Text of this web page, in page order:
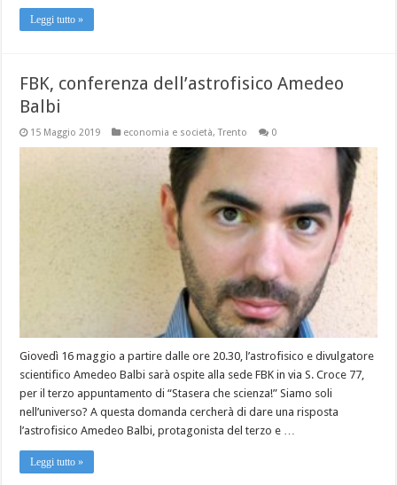
Leggi tutto »
FBK, conferenza dell’astrofisico Amedeo
Balbi
15 Maggio 2019 economia e società,Trento 0
Giovedì 16 maggio a partire dalle ore 20.30, l’astrofisico e divulgatore
scientifico Amedeo Balbi sarà ospite alla sede FBK in via S. Croce 77,
per il terzo appuntamento di “Stasera che scienza!” Siamo soli
nell’universo? A questa domanda cercherà di dare una risposta
l’astrofisico Amedeo Balbi, protagonista del terzo e …
Leggi tutto »